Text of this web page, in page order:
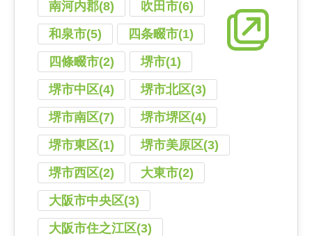
南河内郡(8)
吹田市(6)
和泉市(5)
四条畷市(1)
四條畷市(2)
堺市(1)
堺市中区(4)
堺市北区(3)
堺市南区(7)
堺市堺区(4)
堺市東区(1)
堺市美原区(3)
堺市西区(2)
大東市(2)
大阪市中央区(3)
大阪市住之江区(3)